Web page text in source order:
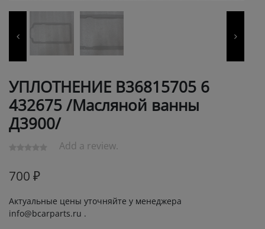
УПЛОТНЕНИЕ В36815705 6
432675 /Масляной ванны
Д3900/
Add a review.
700 ₽
Актуальные цены уточняйте у менеджера
info@bcarparts.ru .